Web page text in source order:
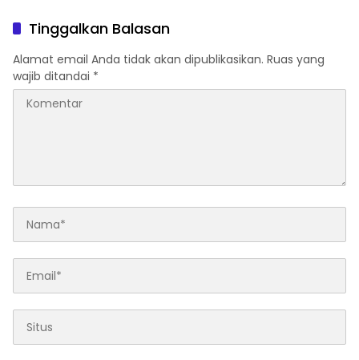
Tinggalkan Balasan
Alamat email Anda tidak akan dipublikasikan. Ruas yang
wajib ditandai *